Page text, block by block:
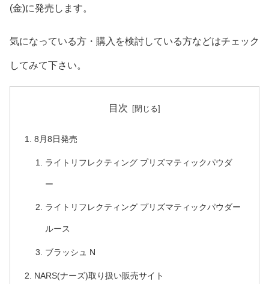
(金)に発売します。
気になっている方・購入を検討している方などはチェック
してみて下さい。
目次
8月8日発売
ライトリフレクティング プリズマティックパウダ
ー
ライトリフレクティング プリズマティックパウダー
ルース
ブラッシュ N
NARS(ナーズ)取り扱い販売サイト